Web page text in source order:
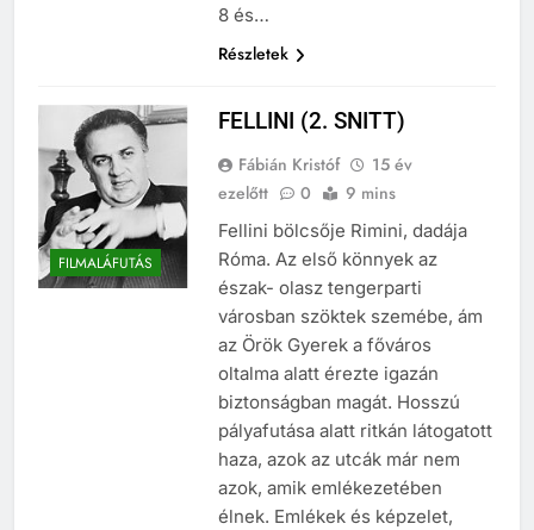
8 és…
Részletek
FILMALÁFUTÁS
FELLINI (2. SNITT)
Fábián Kristóf
15 év
ezelőtt
0 9 mins
Fellini bölcsője Rimini, dadája
Róma. Az első könnyek az
észak- olasz tengerparti
városban szöktek szemébe, ám
az Örök Gyerek a főváros
oltalma alatt érezte igazán
biztonságban magát. Hosszú
pályafutása alatt ritkán látogatott
haza, azok az utcák már nem
azok, amik emlékezetében
élnek. Emlékek és képzelet,